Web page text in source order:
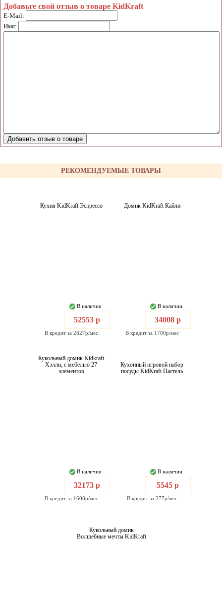
Добавьте свой отзыв о товаре KidKraft
E-Mail:
Имя:
РЕКОМЕНДУЕМЫЕ ТОВАРЫ
Кухня KidKraft Эспрессо
В наличии
52553 р
В кредит за 2627р/мес
Домик KidKraft Кайли
В наличии
34008 р
В кредит за 1700р/мес
Кукольный домик Kidkraft
Хэлли, с мебелью 27
элементов
В наличии
32173 р
В кредит за 1608р/мес
Кухонный игровой набор
посуды KidKraft Пастель
В наличии
5545 р
В кредит за 277р/мес
Кукольный домик
Волшебные мечты KidKraft